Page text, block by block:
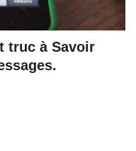
truc à Savoir